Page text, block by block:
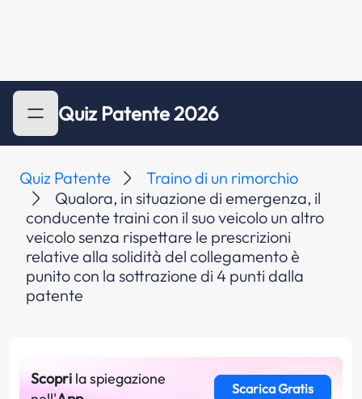
Quiz Patente 2026
Quiz Patente
Traino di un rimorchio
Qualora, in situazione di emergenza, il
conducente traini con il suo veicolo un altro
veicolo senza rispettare le prescrizioni
relative alla solidità del collegamento è
punito con la sottrazione di 4 punti dalla
patente
Scopri la spiegazione
Scarica Gratis